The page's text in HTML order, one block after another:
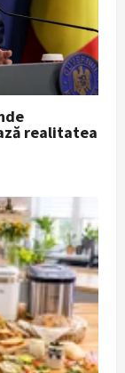
realitatea